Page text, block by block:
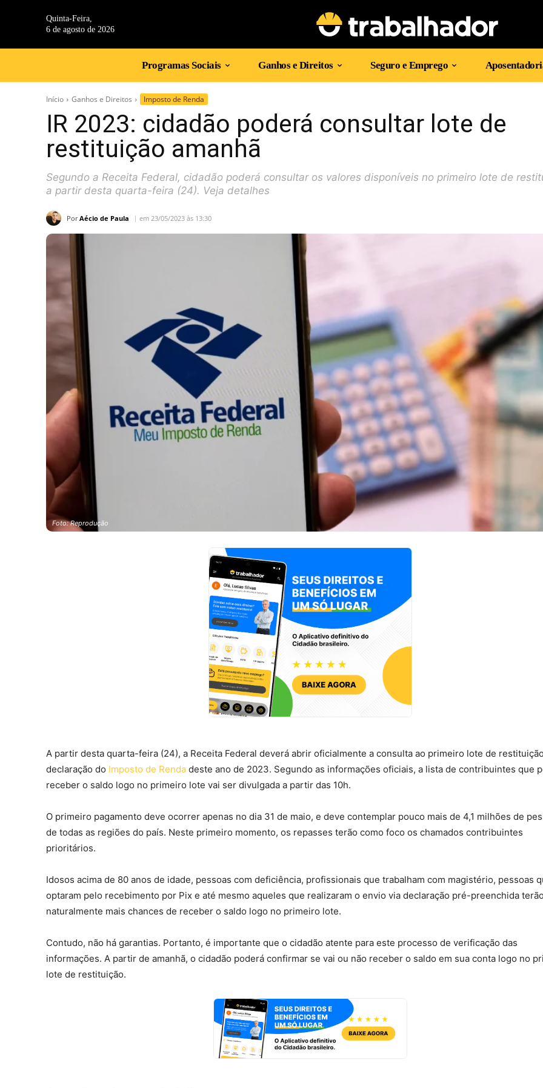
Quinta-Feira,
6 de agosto de 2026
Programas Sociais Ganhos e Direitos Seguro e Emprego
Início Ganhos e Direitos Imposto de Renda
IR 2023: cidadão poderá consultar lote de
restituição amanhã
Segundo a Receita Federal, cidadão poderá consultar os valores disponíveis no primeiro lote de
a partir desta quarta-feira (24). Veja detalhes
Por Aécio de Paula em 23/05/2023 às 13:30
Foto: Reprodução
A partir desta quarta-feira (24), a Receita Federal deverá abrir oficialmente a consulta ao primeiro lote de
declaração do Imposto de Renda deste ano de 2023. Segundo as informações oficiais, a lista de contribuintes que
receber o saldo logo no primeiro lote vai ser divulgada a partir das 10h.
O primeiro pagamento deve ocorrer apenas no dia 31 de maio, e deve contemplar pouco mais de 4,1 milhões de
de todas as regiões do país. Neste primeiro momento, os repasses terão como foco os chamados contribuintes
prioritários.
Idosos acima de 80 anos de idade, pessoas com deficiência, profissionais que trabalham com magistério, pessoas
optaram pelo recebimento por Pix e até mesmo aqueles que realizaram o envio via declaração pré-preenchida terão
naturalmente mais chances de receber o saldo logo no primeiro lote.
Contudo, não há garantias. Portanto, é importante que o cidadão atente para este processo de verificação das
informações. A partir de amanhã, o cidadão poderá confirmar se vai ou não receber o saldo em sua conta logo no
lote de restituição.